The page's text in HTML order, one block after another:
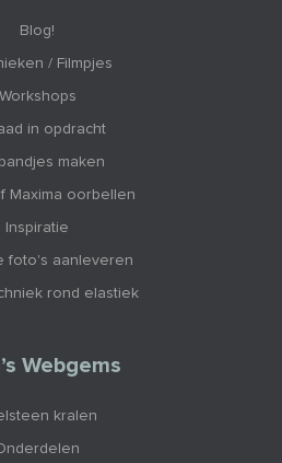
Blog!
/ Filmpjes
Workshops
in opdracht
maken
Maxima oorbellen
Inspiratie
foto's aanleveren
rond elastiek
Webgems
kralen